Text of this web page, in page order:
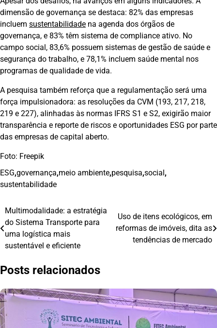
dimensão de governança se destaca: 82% das empresas
incluem sustentabilidade na agenda dos órgãos de
governança, e 83% têm sistema de compliance ativo. No
campo social, 83,6% possuem sistemas de gestão de saúde e
segurança do trabalho, e 78,1% incluem saúde mental nos
programas de qualidade de vida.
A pesquisa também reforça que a regulamentação será uma
força impulsionadora: as resoluções da CVM (193, 217, 218,
219 e 227), alinhadas às normas IFRS S1 e S2, exigirão maior
transparência e reporte de riscos e oportunidades ESG por parte
das empresas de capital aberto.
Foto: Freepik
ESG,governança,meio ambiente,pesquisa,social ,
sustentabilidade
Navegação
de
Post
Multimodalidade: a estratégia
do Sistema Transporte para
uma logística mais
sustentável e eficiente
Uso de itens ecológicos, em
reformas de imóveis, dita as
tendências de mercado
Posts relacionados